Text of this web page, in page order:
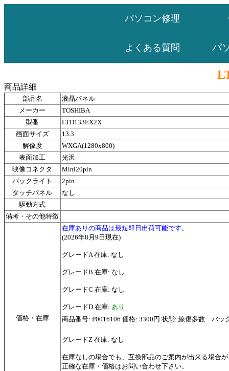
パソコン修理
よくある質問 パ
商品詳細
部品名
液晶パネル
メーカー
TOSHIBA
型番
LTD133EX2X
画面サイズ
13.3
解像度
WXGA(1280x800)
表面加工
光沢
映像コネクタ
Mini20pin
バックライト
2pin
タッチパネル
なし
駆動方式
備考・その他特徴
価格・在庫
在庫ありの商品は最短即日出荷可能です。
(2026年8月9日現在)
グレードA 在庫: なし
グレードB 在庫: なし
グレードC 在庫: なし
グレードD 在庫: あり
商品番号: P0016106 価格: 3300円 状態: 線傷多数 バッ
グレードZ 在庫: なし
在庫なしの場合でも、互換部品のご案内が出来る場合
正確な在庫・価格はお問い合わせ下さい。